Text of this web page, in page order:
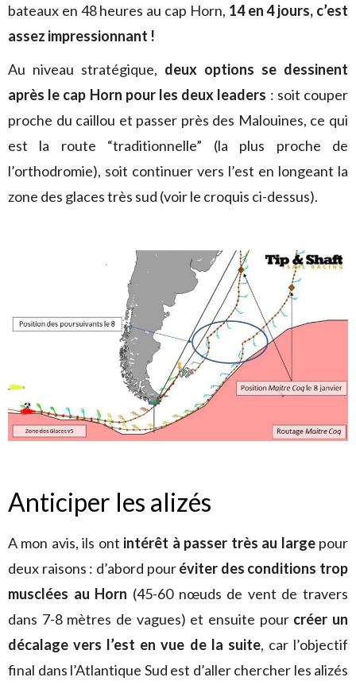
bateaux en 48 heures au cap Horn, 14 en 4 jours, c’est
assez impressionnant !
Au niveau stratégique, deux options se dessinent
après le cap Horn pour les deux leaders : soit couper
proche du caillou et passer près des Malouines, ce qui
est la route “traditionnelle” (la plus proche de
l’orthodromie), soit continuer vers l’est en longeant la
zone des glaces très sud (voir le croquis ci-dessus).
Anticiper les alizés
A mon avis, ils ont intérêt à passer très au largepour
deux raisons : d’abord pouréviter des conditions trop
musclées au Horn (45-60 nœuds de vent de travers
dans 7-8 mètres de vagues) et ensuite pour créer un
décalage vers l’est en vue de la suite, car l’objectif
final dans l’Atlantique Sud est d’aller chercher les alizés